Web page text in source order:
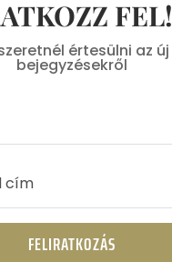
FEL!
értesülni az új
bejegyzésekről
FELIRATKOZÁS